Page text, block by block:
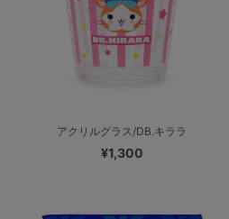
アクリルグラス/DB.キララ
¥1,300